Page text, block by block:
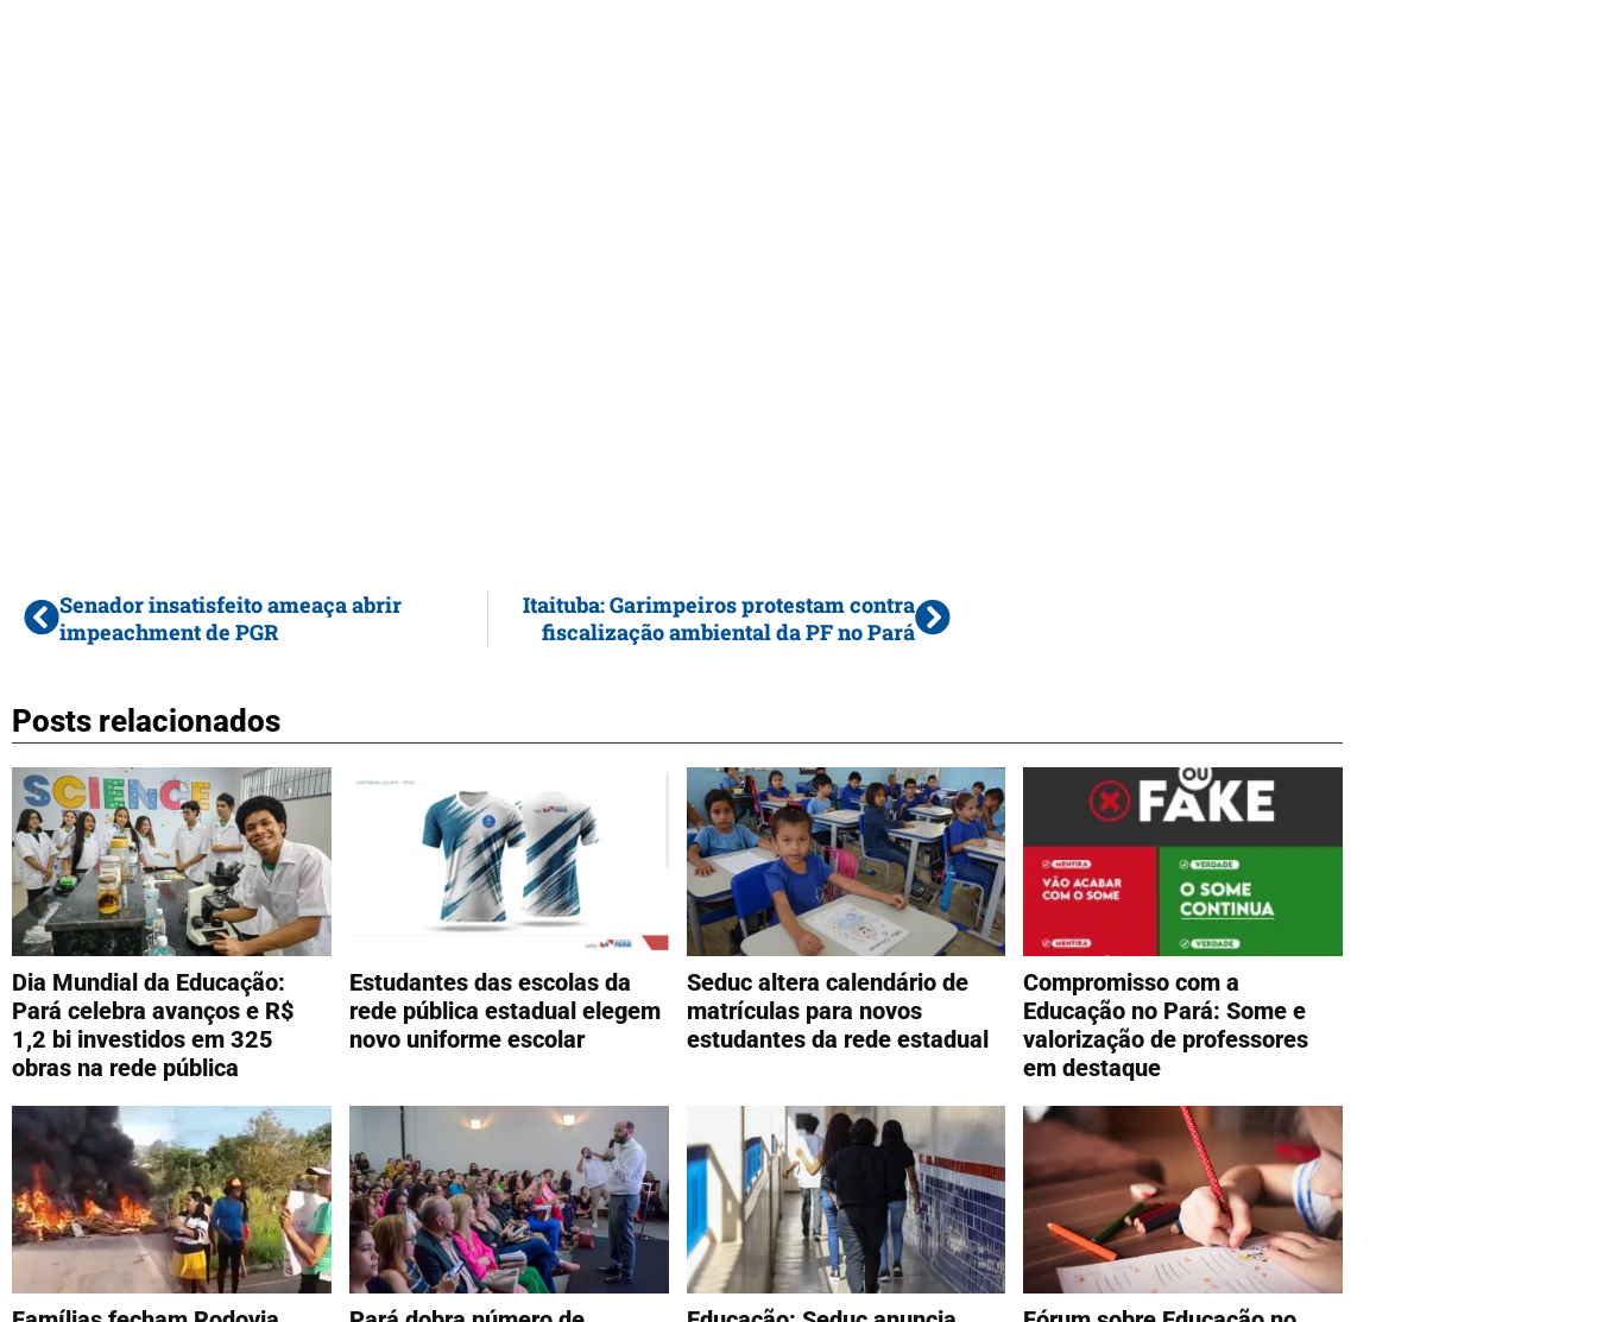
Senador insatisfeito ameaça abrir
impeachment de PGR
Itaituba: Garimpeiros protestam contra
fiscalização ambiental da PF no Pará
Posts relacionados
Dia Mundial da Educação:
Pará celebra avanços e R$
1,2 bi investidos em 325
obras na rede pública
Estudantes das escolas da
rede pública estadual elegem
novo uniforme escolar
Seduc altera calendário de
matrículas para novos
estudantes da rede estadual
Compromisso com a
Educação no Pará: Some e
valorização de professores
em destaque